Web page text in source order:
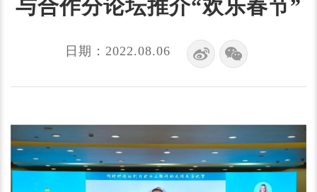
与合作分论坛推介“欢乐春节”
日期：2022.08.06